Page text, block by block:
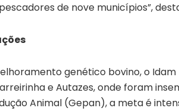
de nove municípios”,
genético bovino, o
e Autazes, onde foram
Animal (Gepan), a meta é